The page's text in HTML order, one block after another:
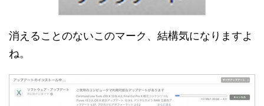
消えることのないこのマーク、結構気になりますよ
ね。